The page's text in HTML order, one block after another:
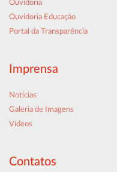
Ouvidoria
Ouvidoria Educação
Portal da Transparência
Imprensa
Notícias
Galeria de Imagens
Vídeos
Contatos